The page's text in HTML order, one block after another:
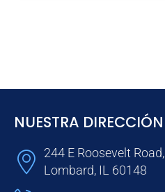
NUESTRA DIRECCIÓN
244 E Roosevelt Road,
Lombard, IL 60148